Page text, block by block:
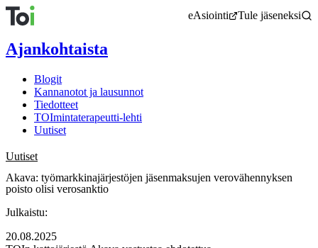
Siirry
sisältöön
eAsiointi Tule jäseneksi
Ajankohtaista
Blogit
Kannanotot ja lausunnot
Tiedotteet
TOImintaterapeutti-lehti
Uutiset
Uutiset
Akava: työmarkkinajärjestöjen jäsenmaksujen verovähennyksen
poisto olisi verosanktio
Julkaistu:
20.08.2025